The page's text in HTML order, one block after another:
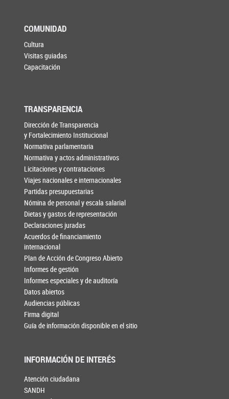
COMUNIDAD
Cultura
Visitas guiadas
Capacitación
TRANSPARENCIA
Dirección de Transparencia
y Fortalecimiento Institucional
Normativa parlamentaria
Normativa y actos administrativos
Licitaciones y contrataciones
Viajes nacionales e internacionales
Partidas presupuestarias
Nómina de personal y escala salarial
Dietas y gastos de representación
Declaraciones juradas
Acuerdos de financiamiento
internacional
Plan de Acción de Congreso Abierto
Informes de gestión
Informes especiales y de auditoría
Datos abiertos
Audiencias públicas
Firma digital
Guía de información disponible en el sitio
INFORMACIÓN DE INTERÉS
Atención ciudadana
SANDH